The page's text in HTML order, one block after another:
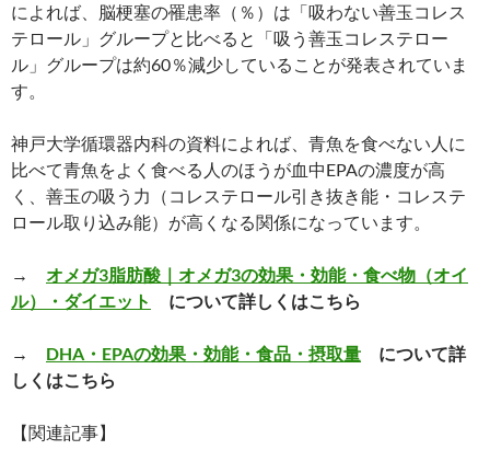
によれば、脳梗塞の罹患率（％）は「吸わない善玉コレス
テロール」グループと比べると「吸う善玉コレステロー
ル」グループは約60％減少していることが発表されていま
す。
神戸大学循環器内科の資料によれば、青魚を食べない人に
比べて青魚をよく食べる人のほうが血中EPAの濃度が高
く、善玉の吸う力（コレステロール引き抜き能・コレステ
ロール取り込み能）が高くなる関係になっています。
→ オメガ3脂肪酸｜オメガ3の効果・効能・食べ物（オイ
ル）・ダイエット
について詳しくはこちら
→ DHA・EPAの効果・効能・食品・摂取量 について詳
しくはこちら
【関連記事】